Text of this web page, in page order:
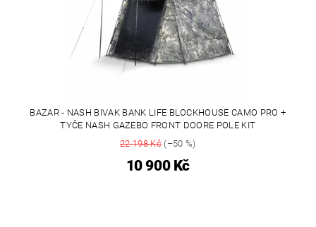
BAZAR - NASH BIVAK BANK LIFE BLOCKHOUSE CAMO PRO +
TYČE NASH GAZEBO FRONT DOORE POLE KIT
22 198 Kč(–50 %)
10 900 Kč